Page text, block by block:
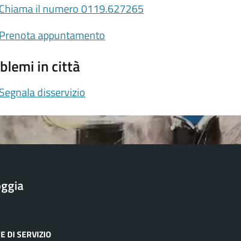
Chiama il numero 0119.627265
Prenota appuntamento
in città
Segnala disservizio
DI SERVIZIO